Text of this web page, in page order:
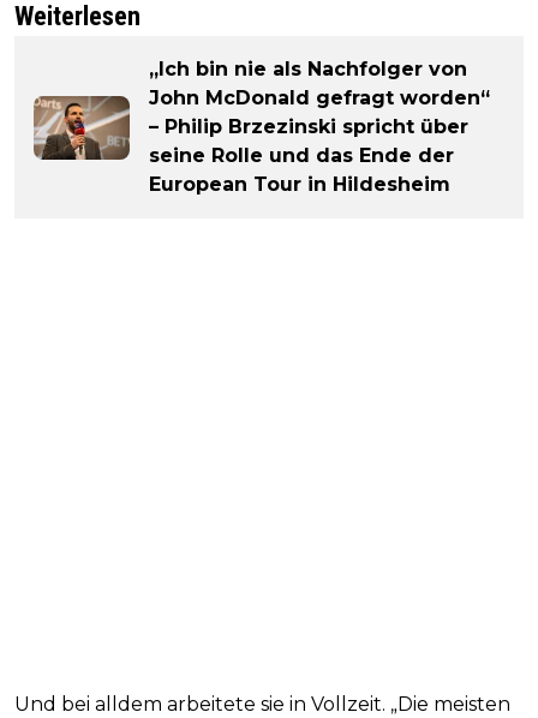
Weiterlesen
„Ich bin nie als Nachfolger von
John McDonald gefragt worden“
– Philip Brzezinski spricht über
seine Rolle und das Ende der
European Tour in Hildesheim
Und bei alldem arbeitete sie in Vollzeit. „Die meisten